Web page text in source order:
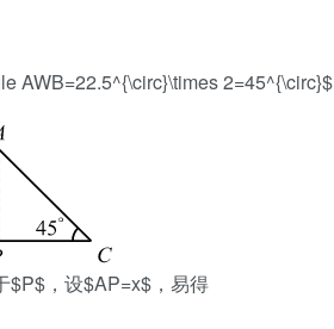
AWB=22.5^{\circ}\times 2=45^{\circ}$
$P$，设$AP=x$，易得